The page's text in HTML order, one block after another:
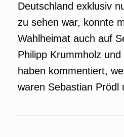
Deutschland exklusiv
zu sehen war, konnte
Wahlheimat auch auf
Philipp Krummholz und
haben kommentiert,
waren Sebastian